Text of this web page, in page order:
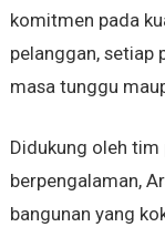
komitmen pada
pelanggan, setiap
masa tunggu
Didukung oleh
berpengalaman,
bangunan yang